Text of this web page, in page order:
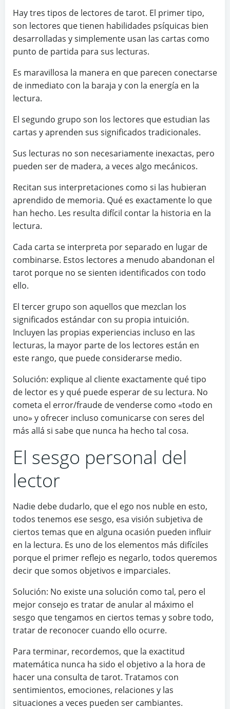
Hay tres tipos de lectores de tarot. El primer tipo,
son lectores que tienen habilidades psíquicas bien
desarrolladas y simplemente usan las cartas como
punto de partida para sus lecturas.
Es maravillosa la manera en que parecen conectarse
de inmediato con la baraja y con la energía en la
lectura.
El segundo grupo son los lectores que estudian las
cartas y aprenden sus significados tradicionales.
Sus lecturas no son necesariamente inexactas, pero
pueden ser de madera, a veces algo mecánicos.
Recitan sus interpretaciones como si las hubieran
aprendido de memoria. Qué es exactamente lo que
han hecho. Les resulta difícil contar la historia en la
lectura.
Cada carta se interpreta por separado en lugar de
combinarse. Estos lectores a menudo abandonan el
tarot porque no se sienten identificados con todo
ello.
El tercer grupo son aquellos que mezclan los
significados estándar con su propia intuición.
Incluyen las propias experiencias incluso en las
lecturas, la mayor parte de los lectores están en
este rango, que puede considerarse medio.
Solución: explique al cliente exactamente qué tipo
de lector es y qué puede esperar de su lectura. No
cometa el error/fraude de venderse como «todo en
uno» y ofrecer incluso comunicarse con seres del
más allá si sabe que nunca ha hecho tal cosa.
El sesgo personal del
lector
Nadie debe dudarlo, que el ego nos nuble en esto,
todos tenemos ese sesgo, esa visión subjetiva de
ciertos temas que en alguna ocasión pueden influir
en la lectura. Es uno de los elementos más difíciles
porque el primer reflejo es negarlo, todos queremos
decir que somos objetivos e imparciales.
Solución: No existe una solución como tal, pero el
mejor consejo es tratar de anular al máximo el
sesgo que tengamos en ciertos temas y sobre todo,
tratar de reconocer cuando ello ocurre.
Para terminar, recordemos, que la exactitud
matemática nunca ha sido el objetivo a la hora de
hacer una consulta de tarot. Tratamos con
sentimientos, emociones, relaciones y las
situaciones a veces pueden ser cambiantes.